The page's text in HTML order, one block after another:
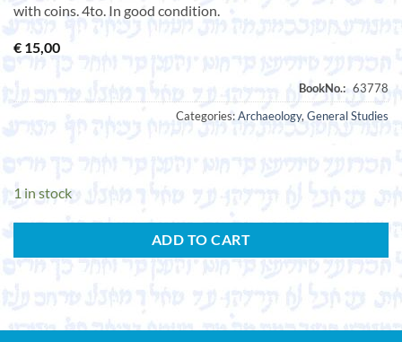
with coins. 4to. In good condition.
€ 15,00
Categories:Archaeology, General Studies
1 in stock
ADD TO CART